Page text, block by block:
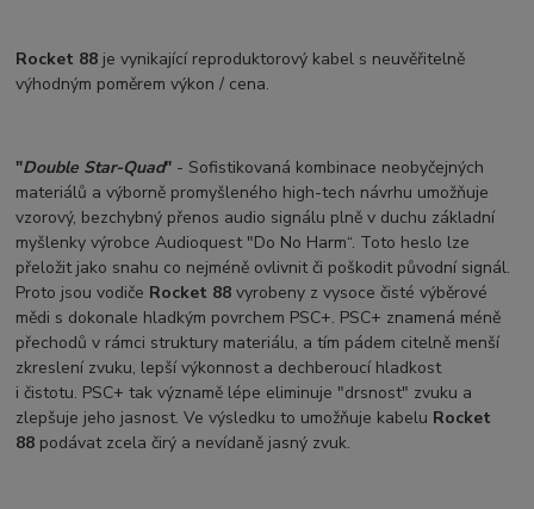
Rocket 88 je vynikající reproduktorový kabel s neuvěřitelně
výhodným poměrem výkon / cena.
"Double Star-Quad" - Sofistikovaná kombinace neobyčejných
materiálů a výborně promyšleného high-tech návrhu umožňuje
vzorový, bezchybný přenos audio signálu plně v duchu základní
myšlenky výrobce Audioquest "Do No Harm“. Toto heslo lze
přeložit jako snahu co nejméně ovlivnit či poškodit původní signál.
Proto jsou vodiče Rocket 88 vyrobeny z vysoce čisté výběrové
mědi s dokonale hladkým povrchem PSC+. PSC+ znamená méně
přechodů v rámci struktury materiálu, a tím pádem citelně menší
zkreslení zvuku, lepší výkonnost a dechberoucí hladkost
i čistotu. PSC+ tak významě lépe eliminuje "drsnost" zvuku a
zlepšuje jeho jasnost. Ve výsledku to umožňuje kabelu Rocket
88 podávat zcela čirý a nevídaně jasný zvuk.